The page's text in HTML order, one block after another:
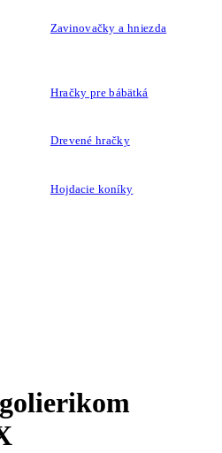
Zavinovačky a hniezda
Hračky pre bábätká
Drevené hračky
Hojdacie koníky